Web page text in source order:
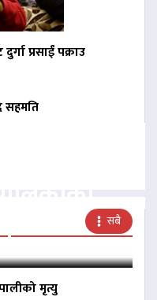
प्रसाईं पक्राउ
सहमति
सबै
मृत्यु